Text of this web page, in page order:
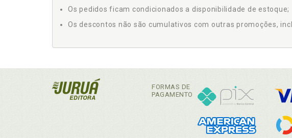
Os pedidos ficam condicionados a disponibilidade de estoque;
Os descontos não são cumulativos com outras promoções,
FORMAS DE
PAGAMENTO